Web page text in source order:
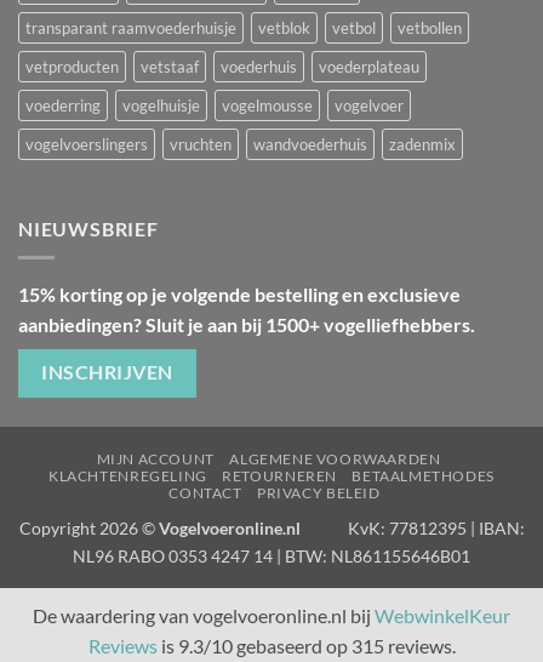
transparant raamvoederhuisje
vetblok vetbol
vetbollen
vetproducten
vetstaaf voederhuis
voederplateau
voederring
vogelhuisje vogelmousse
vogelvoer
vogelvoerslingers
vruchten wandvoederhuis zadenmix
NIEUWSBRIEF
15% korting op je volgende bestelling en exclusieve
aanbiedingen? Sluit je aan bij 1500+ vogelliefhebbers.
INSCHRIJVEN
MIJN ACCOUNT
ALGEMENE VOORWAARDEN
KLACHTENREGELING
RETOURNEREN
BETAALMETHODES
CONTACT
PRIVACY BELEID
Copyright 2026 ©Vogelvoeronline.nl KvK: 77812395 | IBAN:
NL96 RABO 0353 4247 14 | BTW: NL861155646B01
De waardering van vogelvoeronline.nl bij WebwinkelKeur
Reviewsis 9.3/10 gebaseerd op 315 reviews.